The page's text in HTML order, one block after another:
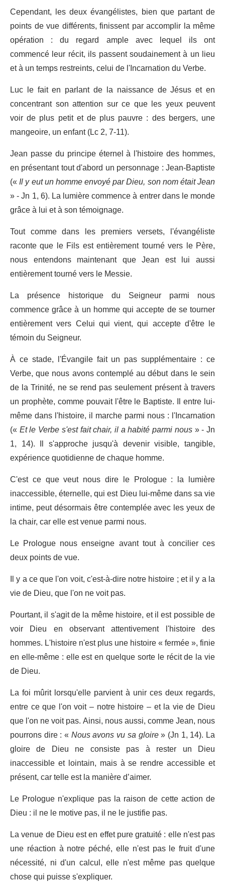
Cependant, les deux évangélistes, bien que partant de
points de vue différents, finissent par accomplir la même
opération : du regard ample avec lequel ils ont
commencé leur récit, ils passent soudainement à un lieu
et à un temps restreints, celui de l'Incarnation du Verbe.
Luc le fait en parlant de la naissance de Jésus et en
concentrant son attention sur ce que les yeux peuvent
voir de plus petit et de plus pauvre : des bergers, une
mangeoire, un enfant (Lc 2, 7-11).
Jean passe du principe éternel à l'histoire des hommes,
en présentant tout d'abord un personnage : Jean-Baptiste
(«Il y eut un homme envoyé par Dieu, son nom était Jean
» - Jn 1, 6). La lumière commence à entrer dans le monde
grâce à lui et à son témoignage.
Tout comme dans les premiers versets, l'évangéliste
raconte que le Fils est entièrement tourné vers le Père,
nous entendons maintenant que Jean est lui aussi
entièrement tourné vers le Messie.
La présence historique du Seigneur parmi nous
commence grâce à un homme qui accepte de se tourner
entièrement vers Celui qui vient, qui accepte d'être le
témoin du Seigneur.
À ce stade, l'Évangile fait un pas supplémentaire : ce
Verbe, que nous avons contemplé au début dans le sein
de la Trinité, ne se rend pas seulement présent à travers
un prophète, comme pouvait l'être le Baptiste. Il entre lui-
même dans l'histoire, il marche parmi nous : l'Incarnation
(«Et le Verbe s'est fait chair, il a habité parmi nous» - Jn
1, 14). Il s'approche jusqu'à devenir visible, tangible,
expérience quotidienne de chaque homme.
C'est ce que veut nous dire le Prologue : la lumière
inaccessible, éternelle, qui est Dieu lui-même dans sa vie
intime, peut désormais être contemplée avec les yeux de
la chair, car elle est venue parmi nous.
Le Prologue nous enseigne avant tout à concilier ces
deux points de vue.
Il y a ce que l'on voit, c'est-à-dire notre histoire ; et il y a la
vie de Dieu, que l'on ne voit pas.
Pourtant, il s'agit de la même histoire, et il est possible de
voir Dieu en observant attentivement l'histoire des
hommes. L'histoire n'est plus une histoire « fermée », finie
en elle-même : elle est en quelque sorte le récit de la vie
de Dieu.
La foi mûrit lorsqu'elle parvient à unir ces deux regards,
entre ce que l'on voit – notre histoire – et la vie de Dieu
que l'on ne voit pas. Ainsi, nous aussi, comme Jean, nous
pourrons dire : «Nous avons vu sa gloire» (Jn 1, 14). La
gloire de Dieu ne consiste pas à rester un Dieu
inaccessible et lointain, mais à se rendre accessible et
présent, car telle est la manière d’aimer.
Le Prologue n'explique pas la raison de cette action de
Dieu : il ne le motive pas, il ne le justifie pas.
La venue de Dieu est en effet pure gratuité : elle n'est pas
une réaction à notre péché, elle n'est pas le fruit d'une
nécessité, ni d'un calcul, elle n'est même pas quelque
chose qui puisse s'expliquer.